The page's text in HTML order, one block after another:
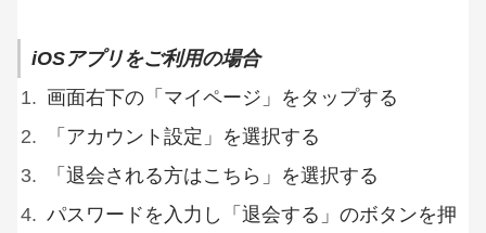
iOSアプリをご利用の場合
画面右下の「マイページ」をタップする
「アカウント設定」を選択する
「退会される方はこちら」を選択する
パスワードを入力し「退会する」のボタンを押